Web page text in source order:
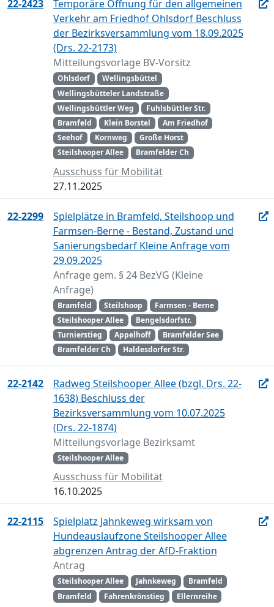
22-2423
Temporäre Öffnung für den allgemeinen
Verkehr am Friedhof Ohlsdorf Beschluss
der Bezirksversammlung vom 18.09.2025
(Drs. 22-2173)
Mitteilungsvorlage BV-Vorsitz
Ohlsdorf
Wellingsbüttel
Wellingsbütteler Landstraße
Wellingsbüttler Weg
Fuhlsbüttler Str.
Bramfeld
Klein Borstel
Am Friedhof
Seehof
Kornweg
Große Horst
Steilshooper Allee
Bramfelder Ch
Ausschuss für Mobilität
27.11.2025
22-2299
Spielplätze in Bramfeld, Steilshoop und
Farmsen-Berne - Bestand, Zustand und
Sanierungsbedarf Kleine Anfrage vom
29.09.2025
Anfrage gem. § 24 BezVG (Kleine
Anfrage)
Bramfeld Steilshoop
Farmsen - Berne
Steilshooper Allee
Bengelsdorfstr.
Turnierstieg
Appelhoff
Bramfelder See
Bramfelder Ch
Haldesdorfer Str.
22-2142
Radweg Steilshooper Allee (bzgl. Drs. 22-
1638) Beschluss der
Bezirksversammlung vom 10.07.2025
(Drs. 22-1874)
Mitteilungsvorlage Bezirksamt
Steilshooper Allee
Ausschuss für Mobilität
16.10.2025
22-2115
Spielplatz Jahnkeweg wirksam von
Hundeauslaufzone Steilshooper Allee
abgrenzen Antrag der AfD-Fraktion
Antrag
Steilshooper Allee Jahnkeweg
Bramfeld
Bramfeld
Fahrenkrönstieg Ellernreihe